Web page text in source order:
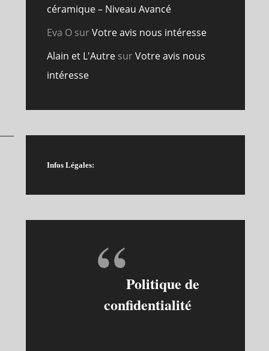
céramique – Niveau Avancé
Eva OsurVotre avis nous intéresse
Alain et L'AutresurVotre avis nous
intéresse
Infos Légales:
Politique de
confidentialité